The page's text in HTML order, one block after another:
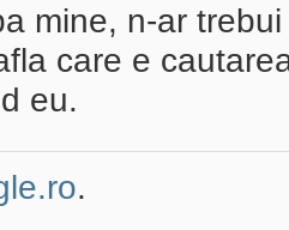
mine, n-ar
care e
eu.
.